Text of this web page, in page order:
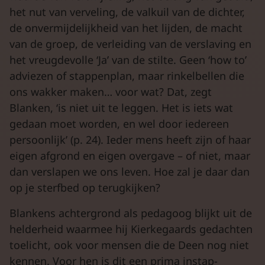
het nut van verveling, de valkuil van de dichter,
de onvermijdelijkheid van het lijden, de macht
van de groep, de verleiding van de verslaving en
het vreugdevolle ‘Ja’ van de stilte. Geen ‘how to’
adviezen of stappenplan, maar rinkelbellen die
ons wakker maken… voor wat? Dat, zegt
Blanken, ‘is niet uit te leggen. Het is iets wat
gedaan moet worden, en wel door iedereen
persoonlijk’ (p. 24). Ieder mens heeft zijn of haar
eigen afgrond en eigen overgave – of niet, maar
dan verslapen we ons leven. Hoe zal je daar dan
op je sterfbed op terugkijken?
Blankens achtergrond als pedagoog blijkt uit de
helderheid waarmee hij Kierkegaards gedachten
toelicht, ook voor mensen die de Deen nog niet
kennen. Voor hen is dit een prima instap-